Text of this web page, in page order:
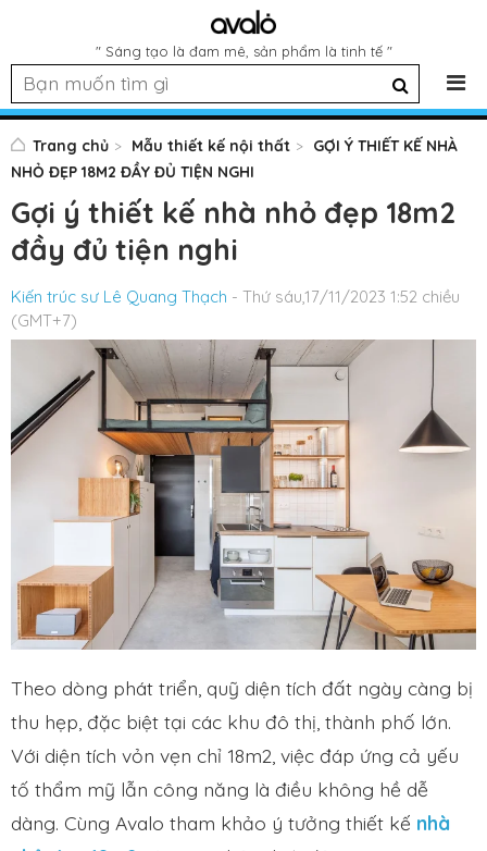
" Sáng tạo là đam mê, sản phẩm là tinh tế "
Trang chủ Mẫu thiết kế nội thất
GỢI Ý THIẾT KẾ NHÀ
NHỎ ĐẸP 18M2 ĐẦY ĐỦ TIỆN NGHI
Gợi ý thiết kế nhà nhỏ đẹp 18m2
đầy đủ tiện nghi
Kiến trúc sư Lê Quang Thạch - Thứ sáu,17/11/2023 1:52 chiều
(GMT+7)
Theo dòng phát triển, quỹ diện tích đất ngày càng bị
thu hẹp, đặc biệt tại các khu đô thị, thành phố lớn.
Với diện tích vỏn vẹn chỉ 18m2, việc đáp ứng cả yếu
tố thẩm mỹ lẫn công năng là điều không hề dễ
dàng. Cùng Avalo tham khảo ý tưởng thiết kế nhà